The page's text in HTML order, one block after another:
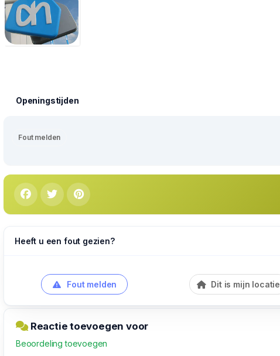
Openingstijden
Fout melden
Heeft u een fout gezien?
Fout melden Dit is mijn locatie
Reactie toevoegen voor
Beoordeling toevoegen